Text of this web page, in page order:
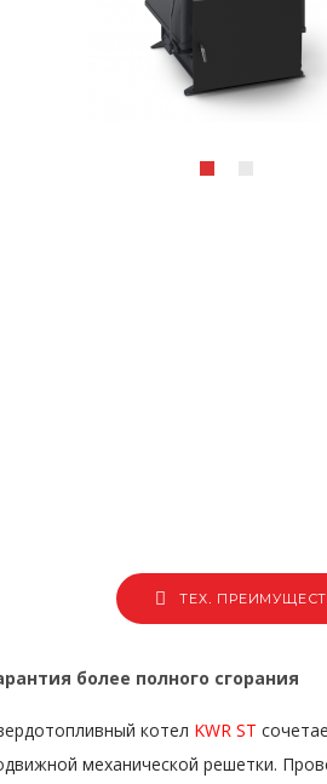
ТЕХ.
более полного сгорания
котел KWR ST
механической решетки.